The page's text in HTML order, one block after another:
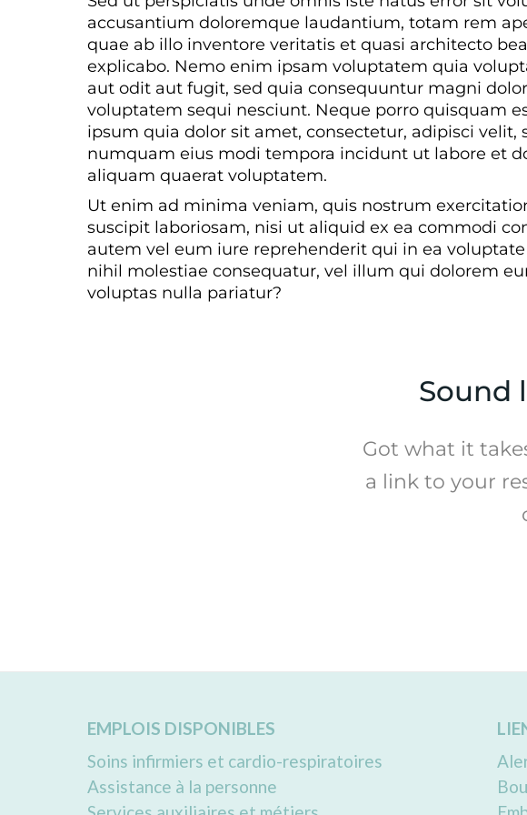
accusantium doloremque laudantium, totam rem
quae ab illo inventore veritatis et quasi architecto
explicabo. Nemo enim ipsam voluptatem quia
aut odit aut fugit, sed quia consequuntur magni
voluptatem sequi nesciunt. Neque porro quisquam
ipsum quia dolor sit amet, consectetur, adipisci velit,
numquam eius modi tempora incidunt ut labore et
aliquam quaerat voluptatem.
Ut enim ad minima veniam, quis nostrum
suscipit laboriosam, nisi ut aliquid ex ea commodi
autem vel eum iure reprehenderit qui in ea
nihil molestiae consequatur, vel illum qui dolorem
voluptas nulla pariatur?
Sound
Got what it
a link to your
EMPLOIS DISPONIBLES
Soins infirmiers et cardio-respiratoires
Assistance à la personne